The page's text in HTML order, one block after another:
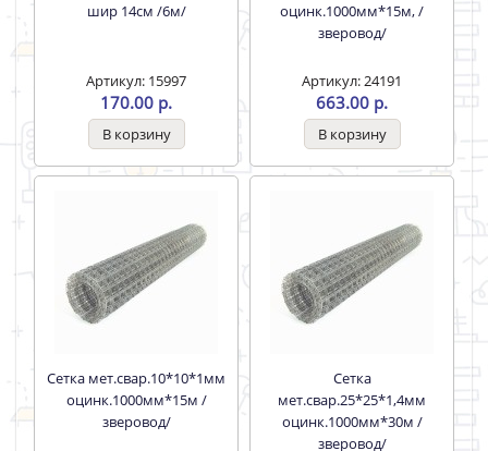
шир 14см /6м/
Артикул: 15997
170.00 р.
оцинк.1000мм*15м, /
зверовод/
Артикул: 24191
663.00 р.
Сетка мет.свар.10*10*1мм
оцинк.1000мм*15м /
зверовод/
Сетка
мет.свар.25*25*1,4мм
оцинк.1000мм*30м /
зверовод/